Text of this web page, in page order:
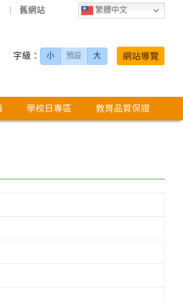
繁體中文
舊網站
字級： 小 預設 大 網站導覽
學校日專區 教育品質保證